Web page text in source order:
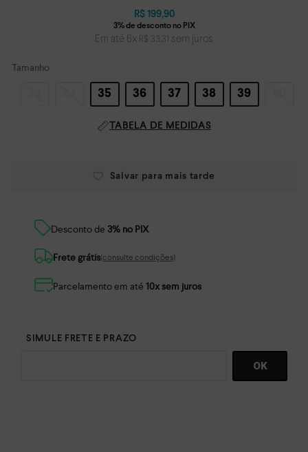
R$ 199,90
Em até 6x R$ 33, 31 sem juros
Tamanho
35 36 37 38 39
TABELA DE MEDIDAS
Desconto de 3% no PIX
Frete grátis(consulte condições)
Parcelamento em até 10x sem juros